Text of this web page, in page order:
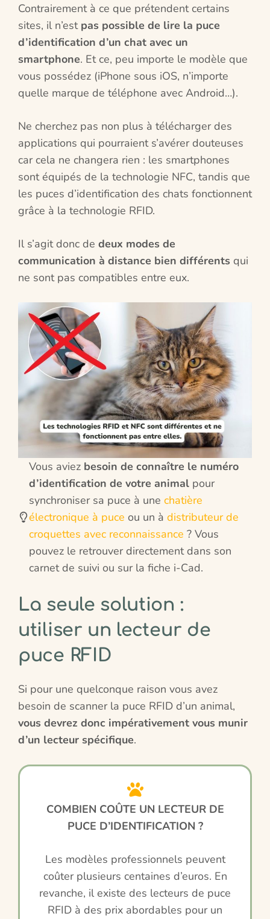
Contrairement à ce que prétendent certains
sites, il n’est pas possible de lire la puce
d’identification d’un chat avec un
smartphone. Et ce, peu importe le modèle que
vous possédez (iPhone sous iOS, n’importe
quelle marque de téléphone avec Android…).
Ne cherchez pas non plus à télécharger des
applications qui pourraient s’avérer douteuses
car cela ne changera rien : les smartphones
sont équipés de la technologie NFC, tandis que
les puces d’identification des chats fonctionnent
grâce à la technologie RFID.
Il s’agit donc de deux modes de
communication à distance bien différents qui
ne sont pas compatibles entre eux.
Vous aviez besoin de connaître le numéro
d’identification de votre animal pour
synchroniser sa puce à une chatière
électronique à puce ou un à distributeur de
croquettes avec reconnaissance ? Vous
pouvez le retrouver directement dans son
carnet de suivi ou sur la fiche i-Cad.
La seule solution :
utiliser un lecteur de
puce RFID
Si pour une quelconque raison vous avez
besoin de scanner la puce RFID d’un animal,
vous devrez donc impérativement vous munir
d’un lecteur spécifique.
COMBIEN COÛTE UN LECTEUR DE
PUCE D’IDENTIFICATION ?
Les modèles professionnels peuvent
coûter plusieurs centaines d’euros. En
revanche, il existe des lecteurs de puce
RFID à des prix abordables pour un